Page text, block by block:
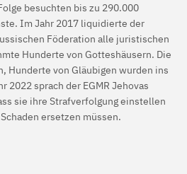
besuchten bis zu 290.000
Im Jahr 2017 liquidierte der
Föderation alle juristischen
Hunderte von Gotteshäusern. Die
Hunderte von Gläubigen wurden ins
2022 sprach der EGMR Jehovas
sie ihre Strafverfolgung einstellen
ersetzen müssen.